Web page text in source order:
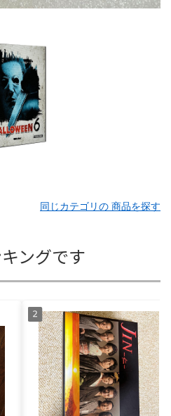
同じカテゴリの 商品を探す
ングです